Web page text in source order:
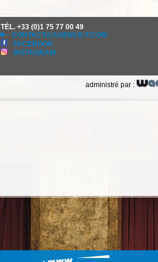
TÉL. +33 (0)1 75 77 00 49
CONTACT@AGENCE-F.COM
FACEBOOK
INSTAGRAM
WWW.AGENCE-F.COM
administré par :